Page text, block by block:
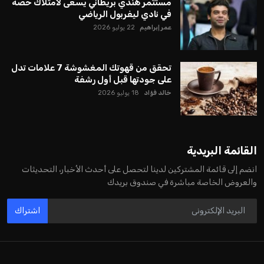
مستثمر هندي بريطاني يسعى لامتلاك حصة
في نادي ليفربول الرياضي
عمر إبراهيم 22 يوليو 2026
تحقق من قهوتك المغشوشة 7 علامات تدل
على جودتها قبل أول رشفة
خالد فؤاد 18 يوليو 2026
القائمة البريدية
انضم إلى قائمة المشتركين لدينا لتحصل على أحدث الأخبار، التحديثات
والعروض الخاصة مباشرة في صندوق بريدك
اشتراك